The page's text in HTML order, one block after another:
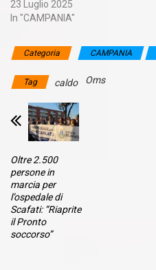
23 Luglio 2025
In "CAMPANIA"
Categoria CAMPANIA
Tag caldo Oms
Oltre 2.500
persone in
marcia per
l’ospedale di
Scafati: “Riaprite
il Pronto
soccorso”